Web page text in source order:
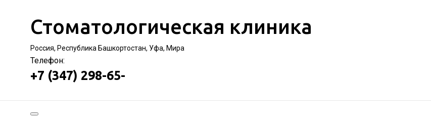
Стоматологическая клиника
Россия, Республика Башкортостан, Уфа, Мира
Телефон:
+7 (347) 298-65-